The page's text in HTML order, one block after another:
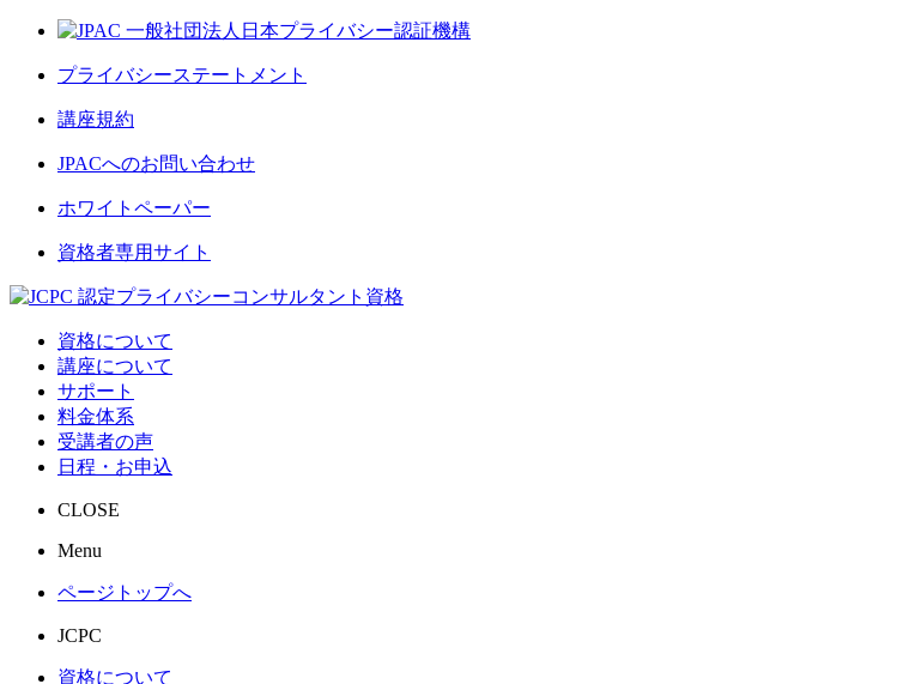
プライバシーステートメント
講座規約
JPACへのお問い合わせ
ホワイトペーパー
資格者専用サイト
資格について
講座について
サポート
料金体系
受講者の声
日程・お申込
CLOSE
Menu
ページトップへ
JCPC
資格について